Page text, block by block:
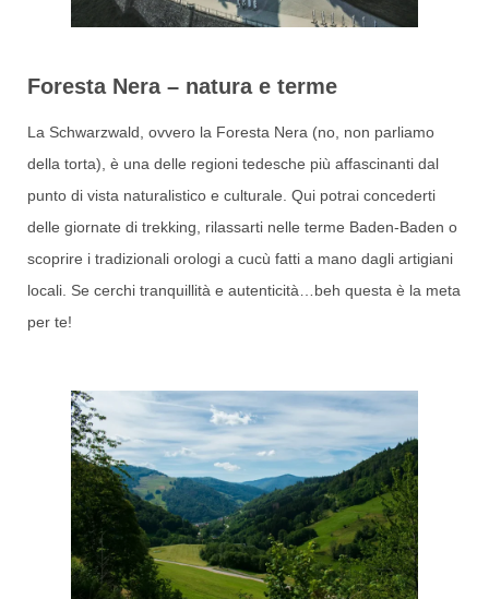
Foresta Nera – natura e terme
La Schwarzwald, ovvero la Foresta Nera (no, non parliamo
della torta), è una delle regioni tedesche più affascinanti dal
punto di vista naturalistico e culturale. Qui potrai concederti
delle giornate di trekking, rilassarti nelle terme Baden-Baden o
scoprire i tradizionali orologi a cucù fatti a mano dagli artigiani
locali. Se cerchi tranquillità e autenticità…beh questa è la meta
per te!